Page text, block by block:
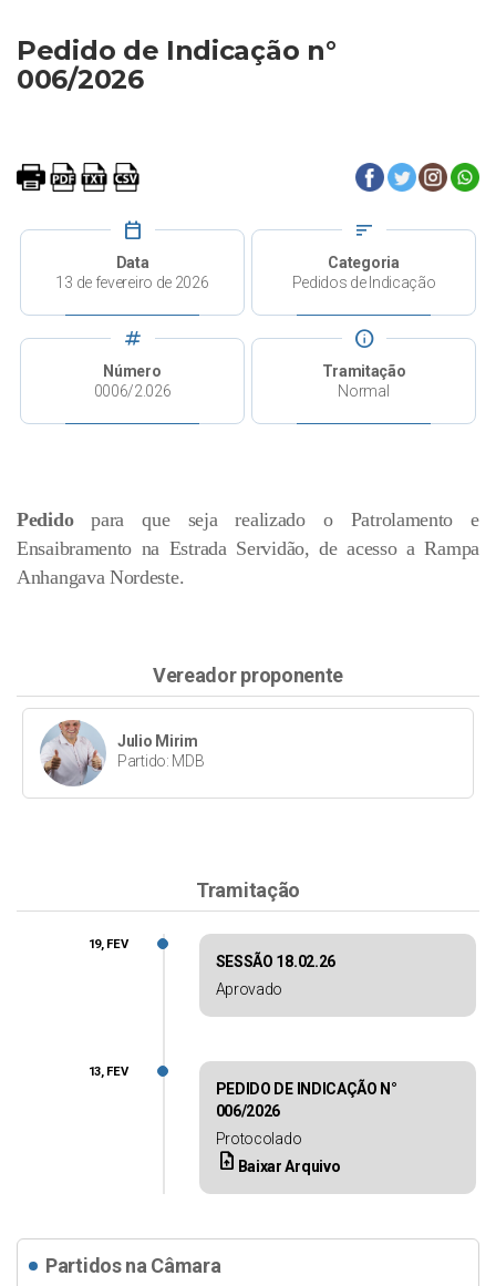
Pedido de Indicação n°
006/2026
calendar_today
Data
13 de fevereiro de 2026
sort
Categoria
Pedidos de Indicação
tag
Número
0006/2.026
info
Tramitação
Normal
Pedidopara que seja realizado o Patrolamento e
Ensaibramento na Estrada Servidão, de acesso a Rampa
Anhangava Nordeste.
Vereador proponente
Julio Mirim
Partido: MDB
Tramitação
SESSÃO 18.02.26
Aprovado
19, FEV
PEDIDO DE INDICAÇÃO N°
006/2026
Protocolado
upload_file Baixar Arquivo
13, FEV
Partidos na Câmara